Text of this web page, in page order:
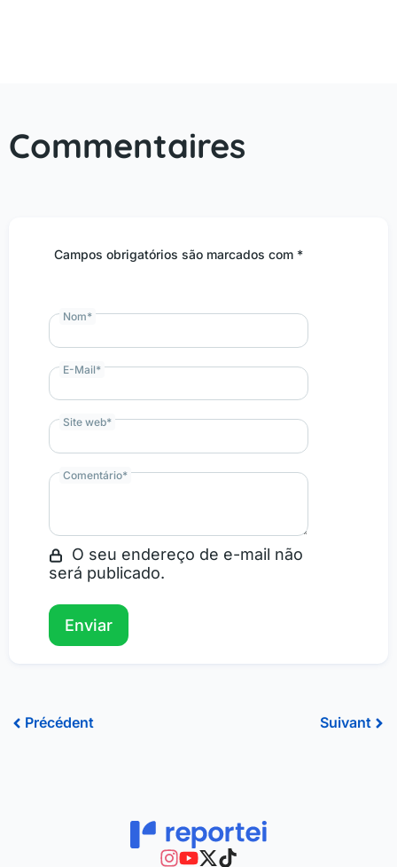
Commentaires
Campos obrigatórios são marcados com *
Comentário*
O seu endereço de e-mail não
será publicado.
Nom*
E-Mail*
Site web*
Précédent
Précédent Suivant